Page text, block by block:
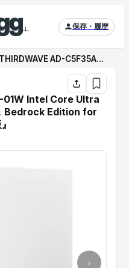
保存・履歴
THIRDWAVE AD-C5F35A-01W I...
01W Intel Core Ultra
Bedrock Edition for
›